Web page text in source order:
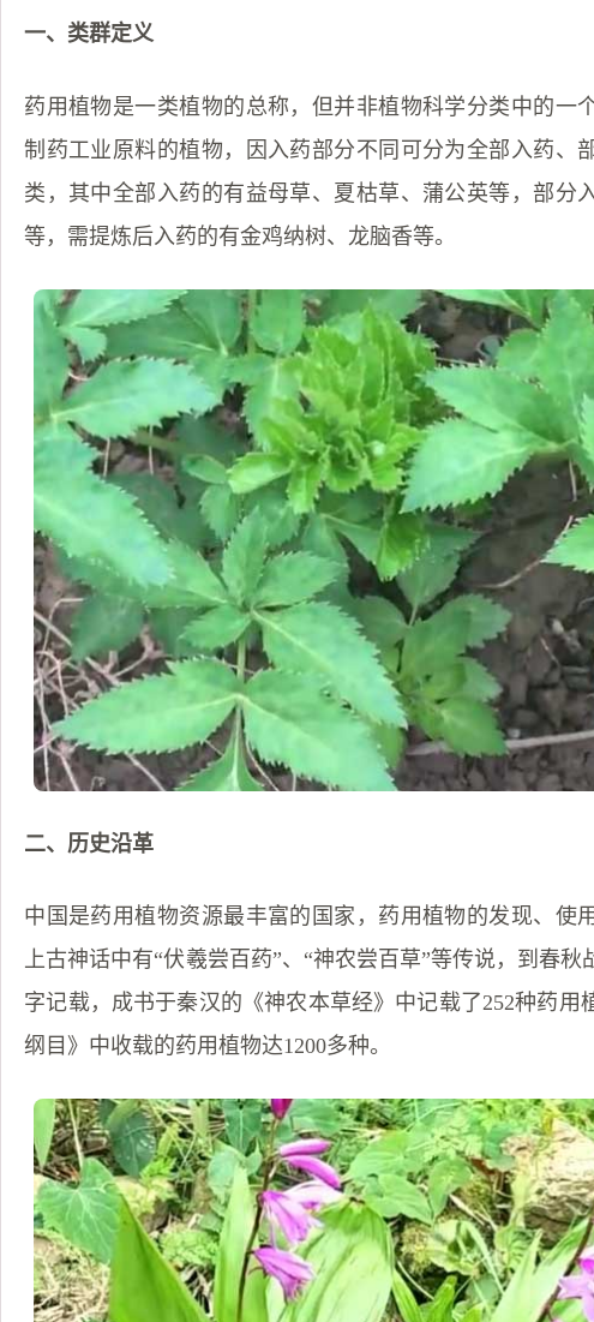
一、类群定义
药用植物是一类植物的总称，但并非植物科学分类中的一
制药工业原料的植物，因入药部分不同可分为全部入药、
类，其中全部入药的有益母草、夏枯草、蒲公英等，部分
等，需提炼后入药的有金鸡纳树、龙脑香等。
二、历史沿革
中国是药用植物资源最丰富的国家，药用植物的发现、使
上古神话中有“伏羲尝百药”、“神农尝百草”等传说，到春
字记载，成书于秦汉的《神农本草经》中记载了252种药用
纲目》中收载的药用植物达1200多种。